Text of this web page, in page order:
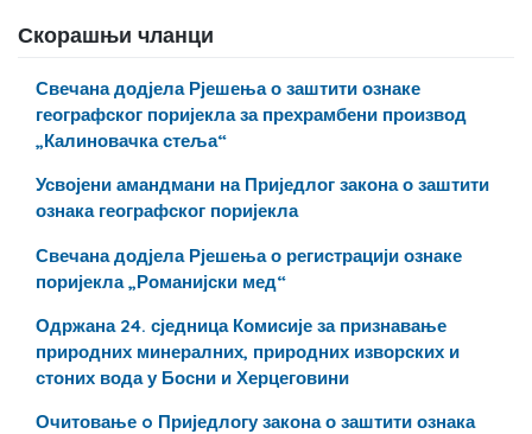
Скорашњи чланци
Свечана додјела Рјешења о заштити ознаке
географског поријекла за прехрамбени производ
„Калиновачка стеља“
Усвојени амандмани на Приједлог закона о заштити
ознака географског поријекла
Свечана додјела Рјешења о регистрацији ознаке
поријекла „Романијски мед“
Одржана 24. сједница Комисије за признавање
природних минералних, природних изворских и
стоних вода у Босни и Херцеговини
Очитовање o Приједлогу закона о заштити ознака